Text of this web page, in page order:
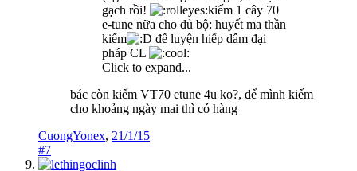
gạch rồi!
kiếm 1 cây 70
e-tune nữa cho đủ bộ: huyết ma thần
kiếm
để luyện hiếp dâm đại
pháp CL
Click to expand...
bác còn kiếm VT70 etune 4u ko?, để mình kiếm
cho khoảng ngày mai thì có hàng
CuongYonex, 21/1/15
#7